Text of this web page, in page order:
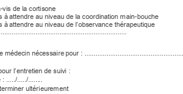
-vis de la corti sone
à attendre au niveau de la coordination main-bouche
à attendre au niveau de l’observance thérapeutique
..........................................................
médecin nécessaire pour : ...................................
l’entretien de suivi :
: ...../...../........
ner ultérieurement